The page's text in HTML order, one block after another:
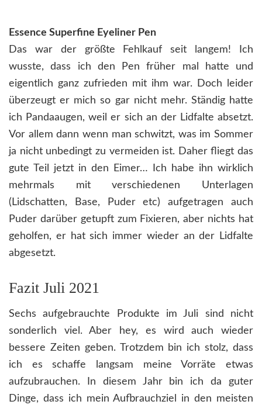
Essence Superfine Eyeliner Pen
Das war der größte Fehlkauf seit langem! Ich
wusste, dass ich den Pen früher mal hatte und
eigentlich ganz zufrieden mit ihm war. Doch leider
überzeugt er mich so gar nicht mehr. Ständig hatte
ich Pandaaugen, weil er sich an der Lidfalte absetzt.
Vor allem dann wenn man schwitzt, was im Sommer
ja nicht unbedingt zu vermeiden ist. Daher fliegt das
gute Teil jetzt in den Eimer… Ich habe ihn wirklich
mehrmals mit verschiedenen Unterlagen
(Lidschatten, Base, Puder etc) aufgetragen auch
Puder darüber getupft zum Fixieren, aber nichts hat
geholfen, er hat sich immer wieder an der Lidfalte
abgesetzt.
Fazit Juli 2021
Sechs aufgebrauchte Produkte im Juli sind nicht
sonderlich viel. Aber hey, es wird auch wieder
bessere Zeiten geben. Trotzdem bin ich stolz, dass
ich es schaffe langsam meine Vorräte etwas
aufzubrauchen. In diesem Jahr bin ich da guter
Dinge, dass ich mein Aufbrauchziel in den meisten